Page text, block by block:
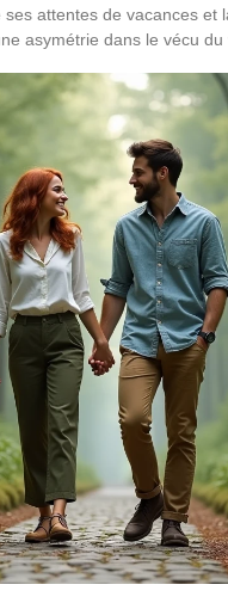
attentes de vacances et
asymétrie dans le vécu du